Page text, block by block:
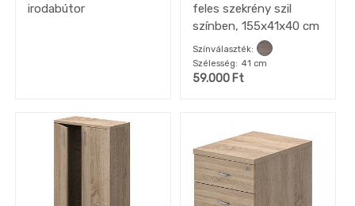
irodabútor
feles szekrény szil
színben, 155x41x40 cm
Színválaszték
Szélesség
41 cm
59.000Ft